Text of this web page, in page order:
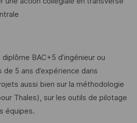
BAC+5 d’ingénieur ou
5 ans d’expérience dans
aussi bien sur la méthodologie
Thales), sur les outils de pilotage
équipes.